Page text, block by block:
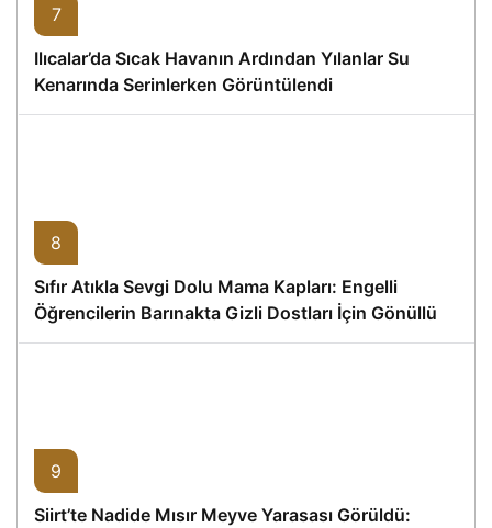
7
Ilıcalar’da Sıcak Havanın Ardından Yılanlar Su
Kenarında Serinlerken Görüntülendi
8
Sıfır Atıkla Sevgi Dolu Mama Kapları: Engelli
Öğrencilerin Barınakta Gizli Dostları İçin Gönüllü
Proje
9
Siirt’te Nadide Mısır Meyve Yarasası Görüldü: